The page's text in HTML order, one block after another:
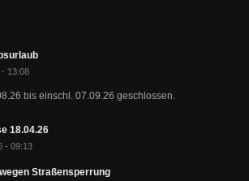
13:08
bis einschl. 07.09.26 geschlossen.
18.04.26
- 09:13
Straßensperrung